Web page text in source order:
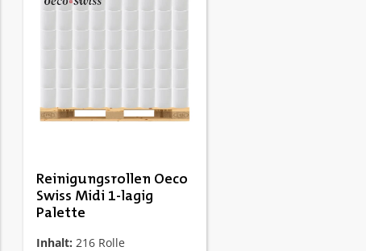
Reinigungsrollen Oeco
Swiss Midi 1-lagig
Palette
Inhalt:216 Rolle